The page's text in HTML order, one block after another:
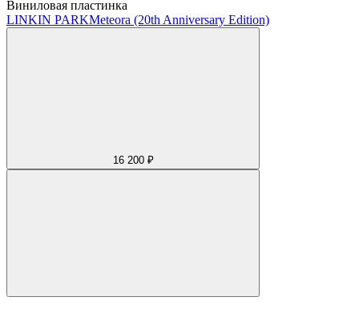
Виниловая пластинка
LINKIN PARKMeteora (20th Anniversary Edition)
16 200 ₽